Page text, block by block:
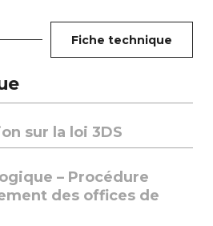
Fiche technique
sur la loi 3DS
– Procédure
des offices de